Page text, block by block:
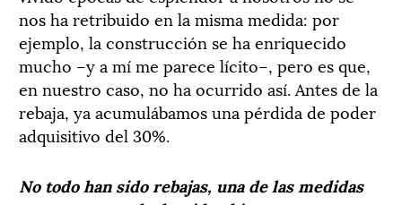
nos ha retribuido en la misma medida: por
ejemplo, la construcción se ha enriquecido
mucho –y a mí me parece lícito–, pero es que,
en nuestro caso, no ha ocurrido así. Antes de la
rebaja, ya acumulábamos una pérdida de poder
adquisitivo del 30%.
No todo han sido rebajas, una de las medidas